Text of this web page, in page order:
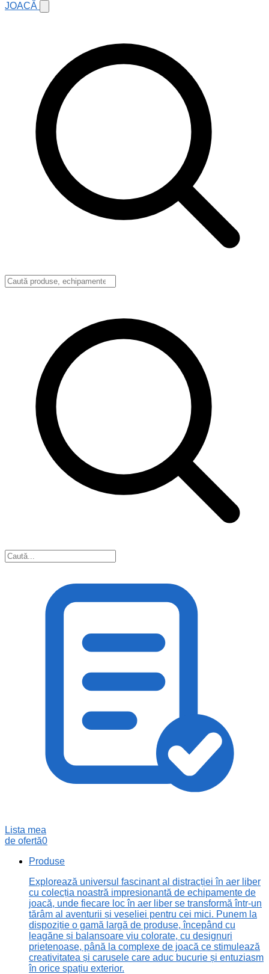
JOACĂ
Lista mea
de ofertă0
Produse
Explorează universul fascinant al distracției în aer liber
cu colecția noastră impresionantă de echipamente de
joacă, unde fiecare loc în aer liber se transformă într-un
tărâm al aventurii și veseliei pentru cei mici. Punem la
dispoziție o gamă largă de produse, începând cu
leagăne și balansoare viu colorate, cu designuri
prietenoase, până la complexe de joacă ce stimulează
creativitatea și carusele care aduc bucurie și entuziasm
în orice spațiu exterior.